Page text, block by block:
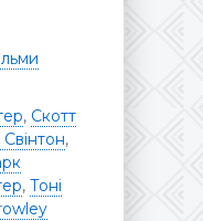
, Скотт
Свінтон,
, Тоні